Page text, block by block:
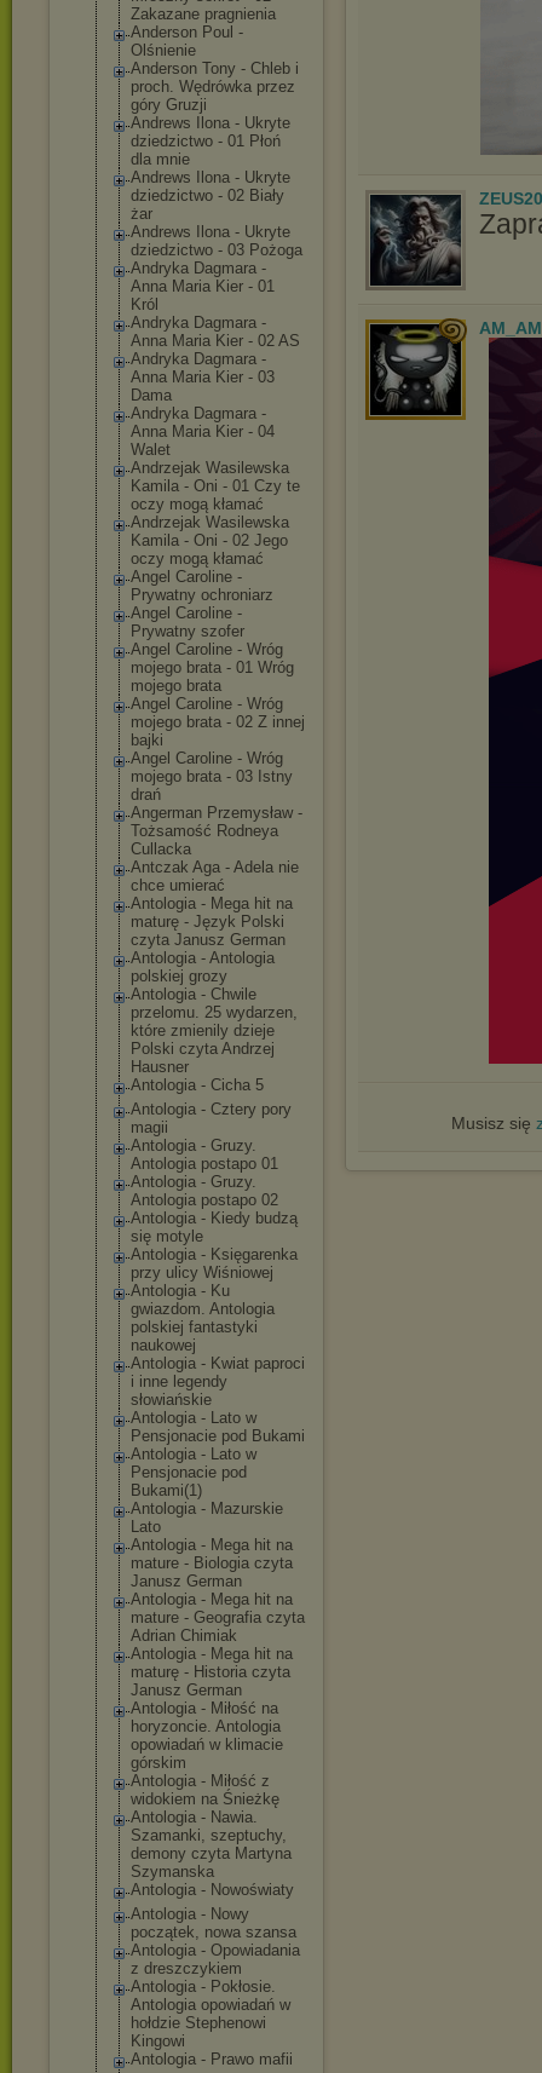
Zakazane pragnienia
Anderson Poul -
Olśnienie
Anderson Tony - Chleb i
proch. Wędrówka przez
góry Gruzji
Andrews Ilona - Ukryte
dziedzictwo - 01 Płoń
dla mnie
Andrews Ilona - Ukryte
dziedzictwo - 02 Biały
żar
Andrews Ilona - Ukryte
dziedzictwo - 03 Pożoga
Andryka Dagmara -
Anna Maria Kier - 01
Król
Andryka Dagmara -
Anna Maria Kier - 02 AS
Andryka Dagmara -
Anna Maria Kier - 03
Dama
Andryka Dagmara -
Anna Maria Kier - 04
Walet
Andrzejak Wasilewska
Kamila - Oni - 01 Czy te
oczy mogą kłamać
Andrzejak Wasilewska
Kamila - Oni - 02 Jego
oczy mogą kłamać
Angel Caroline -
Prywatny ochroniarz
Angel Caroline -
Prywatny szofer
Angel Caroline - Wróg
mojego brata - 01 Wróg
mojego brata
Angel Caroline - Wróg
mojego brata - 02 Z innej
bajki
Angel Caroline - Wróg
mojego brata - 03 Istny
drań
Angerman Przemysław -
Tożsamość Rodneya
Cullacka
Antczak Aga - Adela nie
chce umierać
Antologia - Mega hit na
maturę - Język Polski
czyta Janusz German
Antologia - Antologia
polskiej grozy
Antologia - Chwile
przelomu. 25 wydarzen,
które zmienily dzieje
Polski czyta Andrzej
Hausner
Antologia - Cicha 5
Antologia - Cztery pory
magii
Antologia - Gruzy.
Antologia postapo 01
Antologia - Gruzy.
Antologia postapo 02
Antologia - Kiedy budzą
się motyle
Antologia - Księgarenka
przy ulicy Wiśniowej
Antologia - Ku
gwiazdom. Antologia
polskiej fantastyki
naukowej
Antologia - Kwiat paproci
i inne legendy
słowiańskie
Antologia - Lato w
Pensjonacie pod Bukami
Antologia - Lato w
Pensjonacie pod
Bukami(1)
Antologia - Mazurskie
Lato
Antologia - Mega hit na
mature - Biologia czyta
Janusz German
Antologia - Mega hit na
mature - Geografia czyta
Adrian Chimiak
Antologia - Mega hit na
maturę - Historia czyta
Janusz German
Antologia - Miłość na
horyzoncie. Antologia
opowiadań w klimacie
górskim
Antologia - Miłość z
widokiem na Śnieżkę
Antologia - Nawia.
Szamanki, szeptuchy,
demony czyta Martyna
Szymanska
Antologia - Nowoświaty
Antologia - Nowy
początek, nowa szansa
Antologia - Opowiadania
z dreszczykiem
Antologia - Pokłosie.
Antologia opowiadań w
hołdzie Stephenowi
Kingowi
Antologia - Prawo mafii
AM_AM
Musisz się